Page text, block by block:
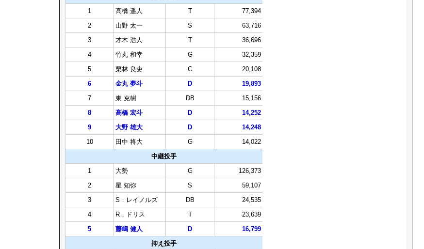
1
髙橋 遥人 T
77,394
2
山野 太一 S
63,716
3
才木 浩人 T
36,696
4
竹丸 和幸 G
32,359
5
栗林 良吏 C
20,108
6
金丸 夢斗 D
19,893
7
東 克樹 DB
15,156
8
髙橋 宏斗 D
14,252
9
大野 雄大 D
14,248
10
田中 将大 G
14,022
中継投手
1
大勢 G
126,373
2
星 知弥 S
59,107
3
S．レイノルズ DB
24,535
4
R．ドリス T
23,639
5
藤嶋 健人 D
16,799
抑え投手